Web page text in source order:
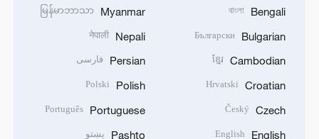
Bengali
বাংলা
Bulgarian
Български
Cambodian
ខ្មែរ
Croatian
Hrvatski
Czech
Český
English
English
Myanmar
မြန်မာဘာသာ
Nepali
नेपाली
Persian فارسی
Polish
Polski
Portuguese
Português
Pashto پښتو